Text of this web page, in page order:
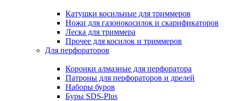
Катушки косильные для триммеров
Ножи для газонокосилок и скарификаторов
Леска для триммера
Прочее для косилок и триммеров
Для перфораторов
Коронки алмазные для перфоратора
Патроны для перфораторов и дрелей
Наборы буров
Буры SDS-Plus